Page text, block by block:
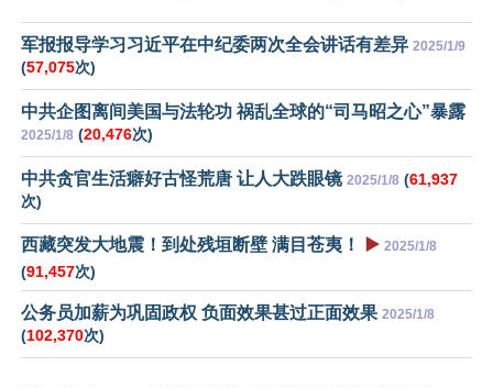
军报报导学习习近平在中纪委两次全会讲话有差异 2025/1/9
(57,075次)
中共企图离间美国与法轮功 祸乱全球的“司马昭之心”暴露
2025/1/8 (20,476次)
中共贪官生活癖好古怪荒唐 让人大跌眼镜 2025/1/8 (61,937
次)
西藏突发大地震！到处残垣断壁 满目苍夷！ ▶️ 2025/1/8
(91,457次)
公务员加薪为巩固政权 负面效果甚过正面效果 2025/1/8
(102,370次)